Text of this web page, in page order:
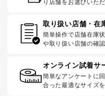
り店舗をお選びいただ
取り扱い店舗・在
簡単操作で店舗在庫
や取り扱い店舗の確
オンライン試着サ
簡単なアンケートに
合った最適なサイズ